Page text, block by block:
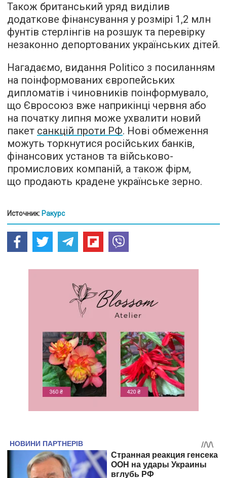
Також британський уряд виділив
додаткове фінансування у розмірі 1,2 млн
фунтів стерлінгів на розшук та перевірку
незаконно депортованих українських дітей.
Нагадаємо, видання Politico з посиланням
на поінформованих європейських
дипломатів і чиновників поінформувало,
що Євросоюз вже наприкінці червня або
на початку липня може ухвалити новий
пакет санкцій проти РФ. Нові обмеження
можуть торкнутися російських банків,
фінансових установ та військово-
промислових компаній, а також фірм,
що продають крадене українське зерно.
Источник: Ракурс